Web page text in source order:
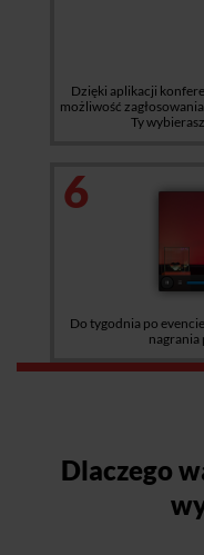
Dzięki aplikacji
możliwość
Ty
6
Do tygodnia po
nagrania
Dlaczego